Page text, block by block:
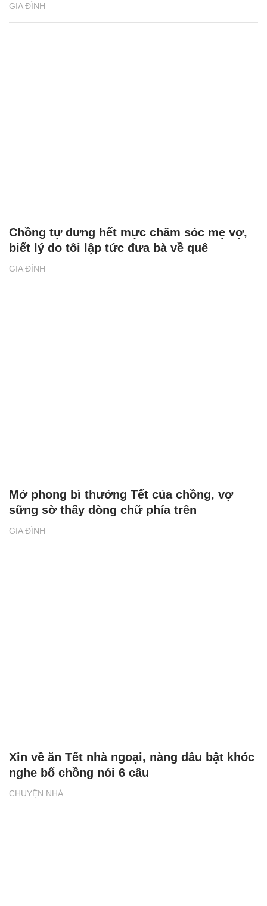
GIA ĐÌNH
GIA ĐÌNH
Chồng tự dưng hết mực chăm sóc mẹ vợ,
biết lý do tôi lập tức đưa bà về quê
GIA ĐÌNH
Mở phong bì thưởng Tết của chồng, vợ
sững sờ thấy dòng chữ phía trên
CHUYỆN NHÀ
Xin về ăn Tết nhà ngoại, nàng dâu bật khóc
nghe bố chồng nói 6 câu